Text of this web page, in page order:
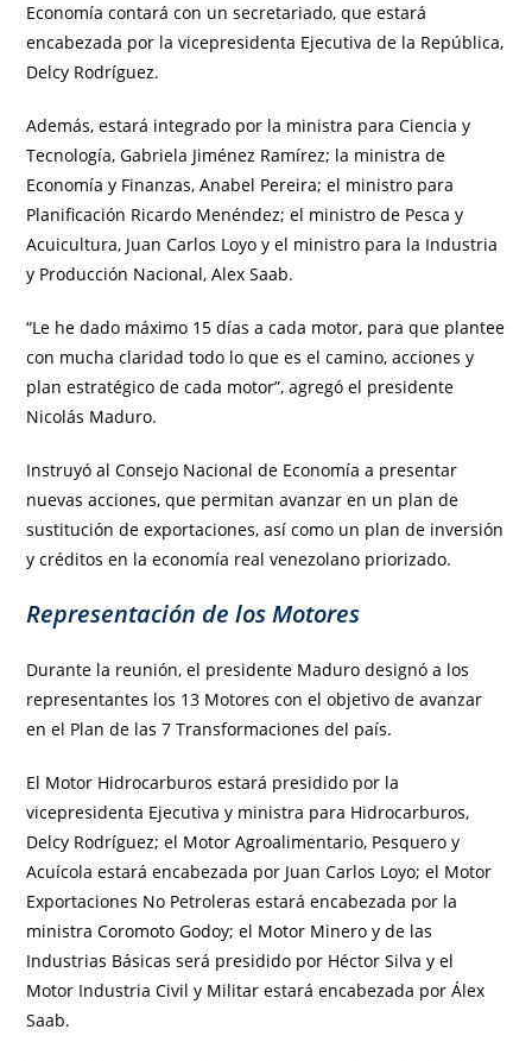
Economía contará con un secretariado, que estará
encabezada por la vicepresidenta Ejecutiva de la República,
Delcy Rodríguez.
Además, estará integrado por la ministra para Ciencia y
Tecnología, Gabriela Jiménez Ramírez; la ministra de
Economía y Finanzas, Anabel Pereira; el ministro para
Planificación Ricardo Menéndez; el ministro de Pesca y
Acuicultura, Juan Carlos Loyo y el ministro para la Industria
y Producción Nacional, Alex Saab.
“Le he dado máximo 15 días a cada motor, para que plantee
con mucha claridad todo lo que es el camino, acciones y
plan estratégico de cada motor”, agregó el presidente
Nicolás Maduro.
Instruyó al Consejo Nacional de Economía a presentar
nuevas acciones, que permitan avanzar en un plan de
sustitución de exportaciones, así como un plan de inversión
y créditos en la economía real venezolano priorizado.
Representación de los Motores
Durante la reunión, el presidente Maduro designó a los
representantes los 13 Motores con el objetivo de avanzar
en el Plan de las 7 Transformaciones del país.
El Motor Hidrocarburos estará presidido por la
vicepresidenta Ejecutiva y ministra para Hidrocarburos,
Delcy Rodríguez; el Motor Agroalimentario, Pesquero y
Acuícola estará encabezada por Juan Carlos Loyo; el Motor
Exportaciones No Petroleras estará encabezada por la
ministra Coromoto Godoy; el Motor Minero y de las
Industrias Básicas será presidido por Héctor Silva y el
Motor Industria Civil y Militar estará encabezada por Álex
Saab.